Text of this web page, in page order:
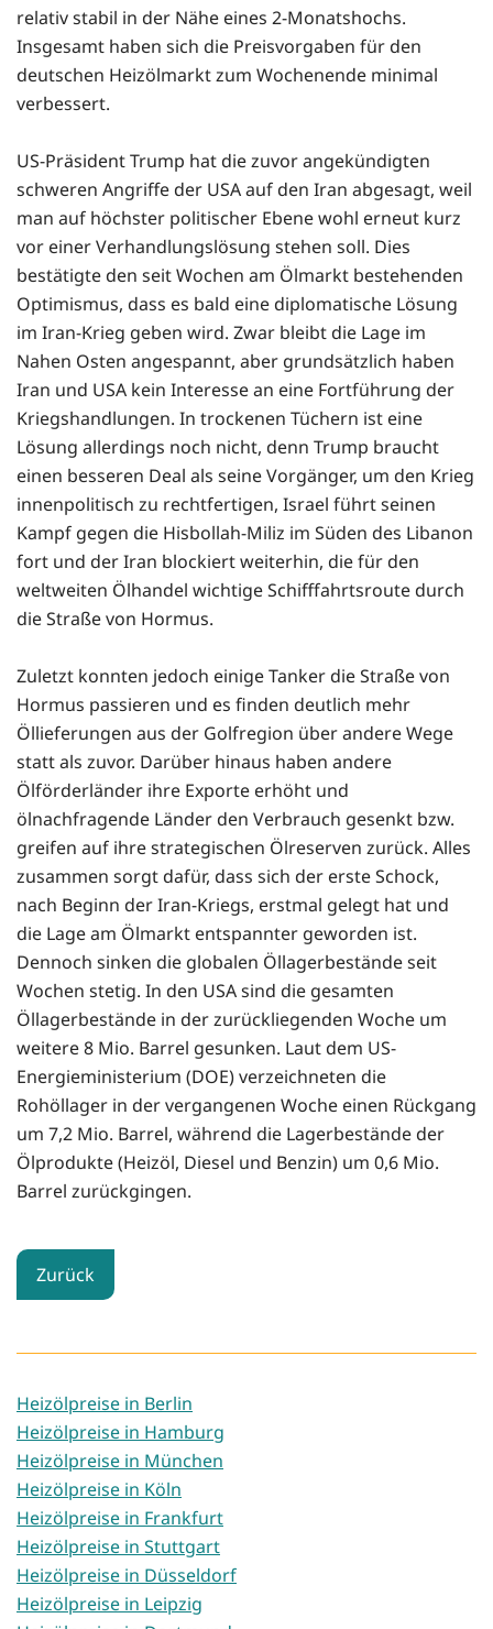
relativ stabil in der Nähe eines 2-Monatshochs.
Insgesamt haben sich die Preisvorgaben für den
deutschen Heizölmarkt zum Wochenende minimal
verbessert.
US-Präsident Trump hat die zuvor angekündigten
schweren Angriffe der USA auf den Iran abgesagt, weil
man auf höchster politischer Ebene wohl erneut kurz
vor einer Verhandlungslösung stehen soll. Dies
bestätigte den seit Wochen am Ölmarkt bestehenden
Optimismus, dass es bald eine diplomatische Lösung
im Iran-Krieg geben wird. Zwar bleibt die Lage im
Nahen Osten angespannt, aber grundsätzlich haben
Iran und USA kein Interesse an eine Fortführung der
Kriegshandlungen. In trockenen Tüchern ist eine
Lösung allerdings noch nicht, denn Trump braucht
einen besseren Deal als seine Vorgänger, um den Krieg
innenpolitisch zu rechtfertigen, Israel führt seinen
Kampf gegen die Hisbollah-Miliz im Süden des Libanon
fort und der Iran blockiert weiterhin, die für den
weltweiten Ölhandel wichtige Schifffahrtsroute durch
die Straße von Hormus.
Zuletzt konnten jedoch einige Tanker die Straße von
Hormus passieren und es finden deutlich mehr
Öllieferungen aus der Golfregion über andere Wege
statt als zuvor. Darüber hinaus haben andere
Ölförderländer ihre Exporte erhöht und
ölnachfragende Länder den Verbrauch gesenkt bzw.
greifen auf ihre strategischen Ölreserven zurück. Alles
zusammen sorgt dafür, dass sich der erste Schock,
nach Beginn der Iran-Kriegs, erstmal gelegt hat und
die Lage am Ölmarkt entspannter geworden ist.
Dennoch sinken die globalen Öllagerbestände seit
Wochen stetig. In den USA sind die gesamten
Öllagerbestände in der zurückliegenden Woche um
weitere 8 Mio. Barrel gesunken. Laut dem US-
Energieministerium (DOE) verzeichneten die
Rohöllager in der vergangenen Woche einen Rückgang
um 7,2 Mio. Barrel, während die Lagerbestände der
Ölprodukte (Heizöl, Diesel und Benzin) um 0,6 Mio.
Barrel zurückgingen.
Zurück
Heizölpreise in Berlin
Heizölpreise in Hamburg
Heizölpreise in München
Heizölpreise in Köln
Heizölpreise in Frankfurt
Heizölpreise in Stuttgart
Heizölpreise in Düsseldorf
Heizölpreise in Leipzig